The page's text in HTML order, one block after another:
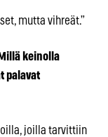
mutta vihreät.”
keinolla
palavat
joilla tarvittiin